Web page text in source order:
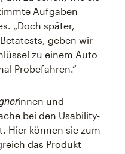
Aufgaben
„Doch später,
geben wir
zu einem Auto
Probefahren.“
innen und
bei den Usability-
Hier können sie zum
das Produkt